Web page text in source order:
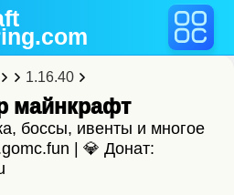
.com
1.16.40
майнкрафт
боссы, ивенты и многое
| 💎 Донат: